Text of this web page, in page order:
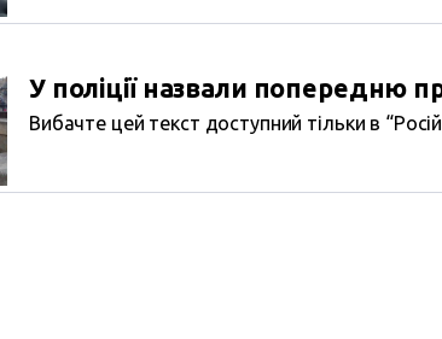
У поліції назвали попередню
Вибачте цей текст доступний тільки в